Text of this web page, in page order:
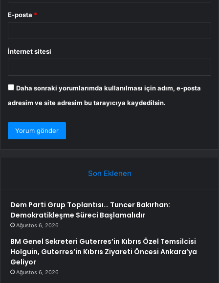
E-posta *
İnternet sitesi
Daha sonraki yorumlarımda kullanılması için adım, e-posta
adresim ve site adresim bu tarayıcıya kaydedilsin.
Son Eklenen
Dem Parti Grup Toplantısı… Tuncer Bakırhan:
Demokratikleşme Süreci Başlamalıdır
Ağustos 6, 2026
BM Genel Sekreteri Guterres’in Kıbrıs Özel Temsilcisi
Holguin, Guterres’in Kıbrıs Ziyareti Öncesi Ankara’ya
Geliyor
Ağustos 6, 2026